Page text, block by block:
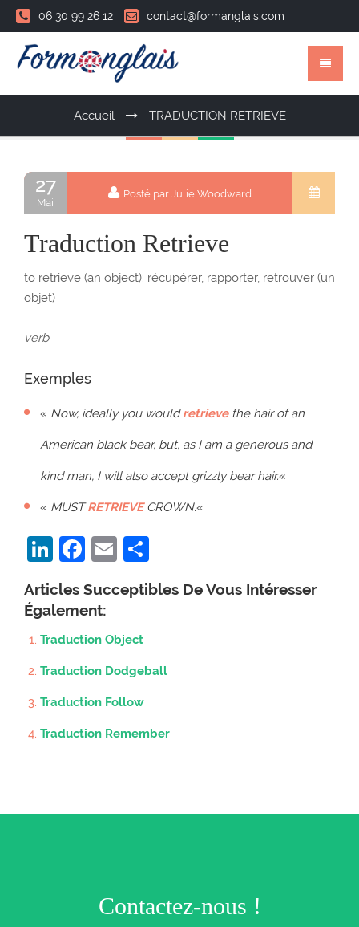
06 30 99 26 12 contact@formanglais.com
Accueil TRADUCTION RETRIEVE
27
Mai
Posté par Julie Woodward
Traduction Retrieve
to retrieve (an object): récupérer, rapporter, retrouver (un
objet)
verb
Exemples
« Now, ideally you wouldretrievethe hair of an
American black bear, but, as I am a generous and
kind man, I will also accept grizzly bear hair.«
« MUSTRETRIEVECROWN.«
LinkedIn
Facebook
Email
Articles Succeptibles De Vous Intéresser
Également:
Traduction Object
Traduction Dodgeball
Traduction Follow
Traduction Remember
Contactez-nous !